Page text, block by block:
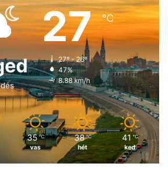
27℃
27º - 26º
47%
8.88 km/h
35 ℃
vas
38 ℃
hét
41 ℃
ked